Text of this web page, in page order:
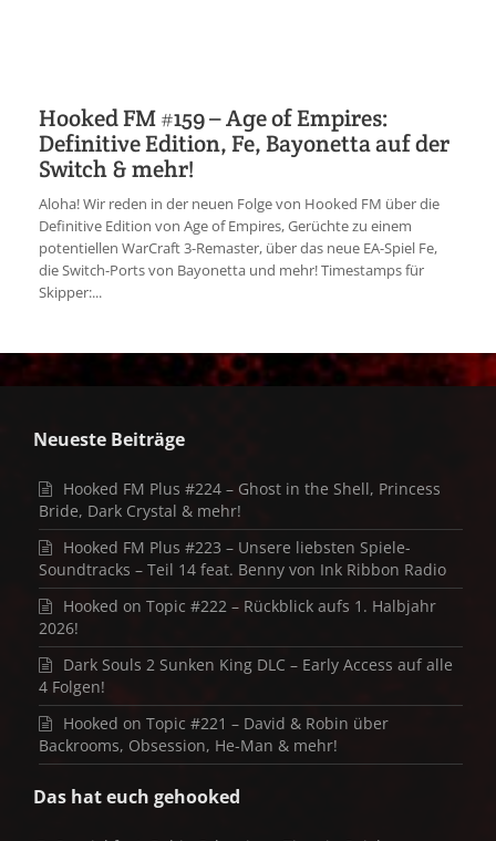
Hooked FM #159 – Age of Empires:
Definitive Edition, Fe, Bayonetta auf der
Switch & mehr!
Aloha! Wir reden in der neuen Folge von Hooked FM über die
Definitive Edition von Age of Empires, Gerüchte zu einem
potentiellen WarCraft 3-Remaster, über das neue EA-Spiel Fe,
die Switch-Ports von Bayonetta und mehr! Timestamps für
Skipper:...
Neueste Beiträge
Hooked FM Plus #224 – Ghost in the Shell, Princess
Bride, Dark Crystal & mehr!
Hooked FM Plus #223 – Unsere liebsten Spiele-
Soundtracks – Teil 14 feat. Benny von Ink Ribbon Radio
Hooked on Topic #222 – Rückblick aufs 1. Halbjahr
2026!
Dark Souls 2 Sunken King DLC – Early Access auf alle
4 Folgen!
Hooked on Topic #221 – David & Robin über
Backrooms, Obsession, He-Man & mehr!
Das hat euch gehooked